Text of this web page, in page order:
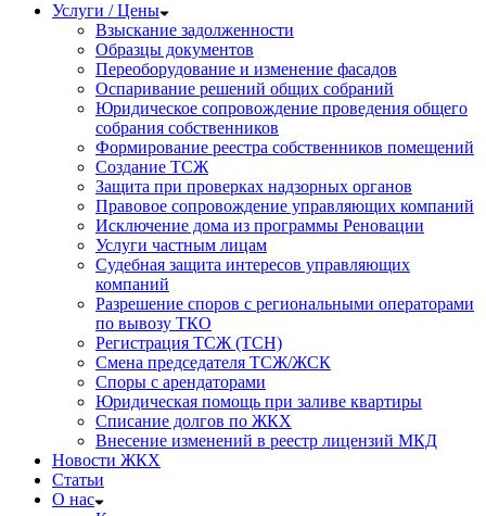
Услуги / Цены
Взыскание задолженности
Образцы документов
Переоборудование и изменение фасадов
Оспаривание решений общих собраний
Юридическое сопровождение проведения общего
собрания собственников
Формирование реестра собственников помещений
Создание ТСЖ
Защита при проверках надзорных органов
Правовое сопровождение управляющих компаний
Исключение дома из программы Реновации
Услуги частным лицам
Судебная защита интересов управляющих
компаний
Разрешение споров с региональными операторами
по вывозу ТКО
Регистрация ТСЖ (ТСН)
Смена председателя ТСЖ/ЖСК
Споры с арендаторами
Юридическая помощь при заливе квартиры
Списание долгов по ЖКХ
Внесение изменений в реестр лицензий МКД
Новости ЖКХ
Статьи
О нас